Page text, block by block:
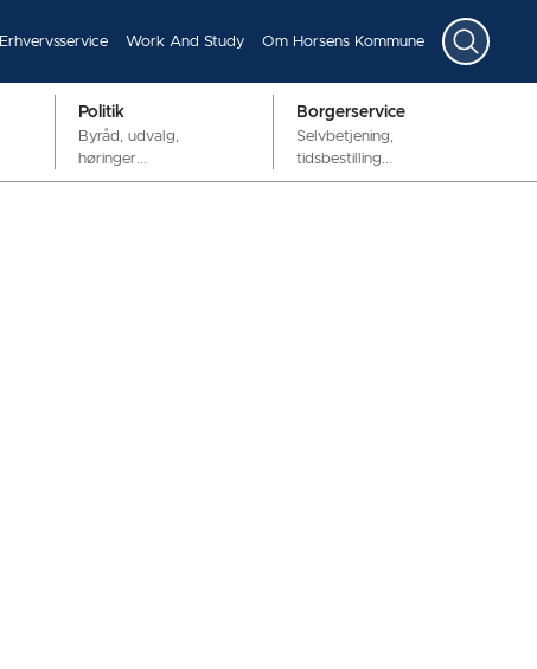
Erhvervsservice Work And Study Om Horsens Kommune
Politik
Byråd, udvalg,
høringer...
Borgerservice
Selvbetjening,
tidsbestilling...